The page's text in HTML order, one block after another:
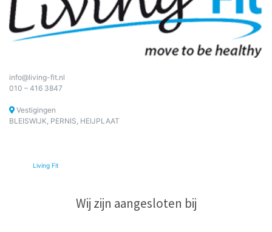
info@living-fit.nl
010 – 416 3847
Vestigingen
BLEISWIJK, PERNIS, HEIJPLAAT
Living Fit
Wij zijn aangesloten bij